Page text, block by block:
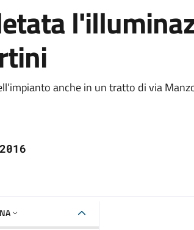
della notizia
anche in un tratto di via